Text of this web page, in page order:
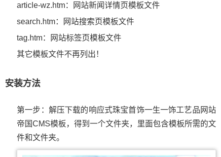
article-wz.htm：网站新闻详情页模板文件
search.htm：网站搜索页模板文件
tag.htm：网站标签页模板文件
其它模板文件不再列出！
安装方法
第一步：解压下载的响应式珠宝首饰一生一饰工艺品网站
帝国CMS模板，得到一个文件夹，里面包含模板所需的文
件和文件夹。